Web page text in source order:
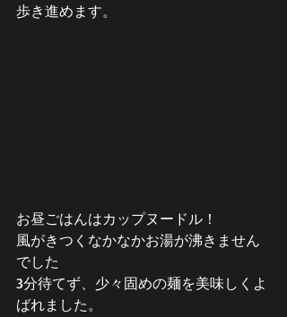
歩き進めます。
お昼ごはんはカップヌードル！
風がきつくなかなかお湯が沸きません
でした
3分待てず、少々固めの麺を美味しくよ
ばれました。